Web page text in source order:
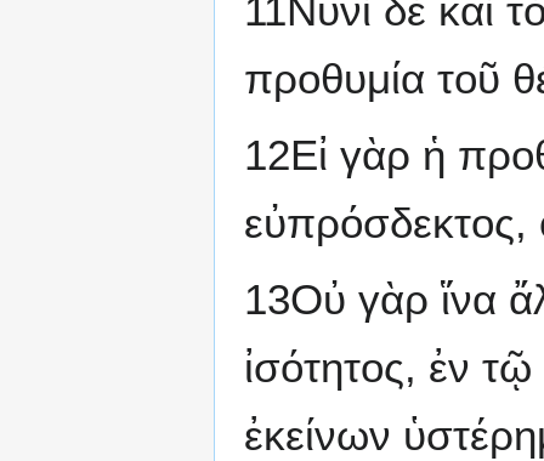
11Νυνὶ δὲ καὶ
προθυμία τοῦ
12Εἰ γὰρ ἡ
εὐπρόσδεκτος,
13Οὐ γὰρ ἵνα
ἰσότητος, ἐν
ἐκείνων